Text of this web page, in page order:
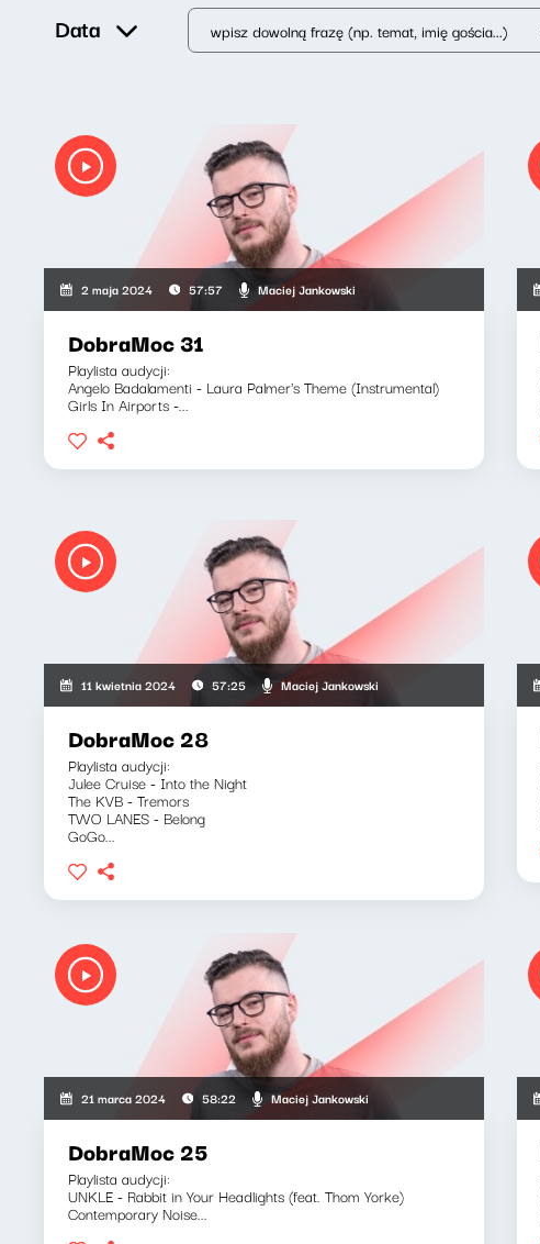
Data
2 maja 2024 57:57 Maciej Jankowski
DobraMoc 31
Playlista audycji:
Angelo Badalamenti - Laura Palmer's Theme (Instrumental)
Girls In Airports -...
11 kwietnia 2024 57:25 Maciej Jankowski
DobraMoc 28
Playlista audycji:
Julee Cruise - Into the Night
The KVB - Tremors
TWO LANES - Belong
GoGo...
21 marca 2024 58:22 Maciej Jankowski
DobraMoc 25
Playlista audycji:
UNKLE - Rabbit in Your Headlights (feat. Thom Yorke)
Contemporary Noise...